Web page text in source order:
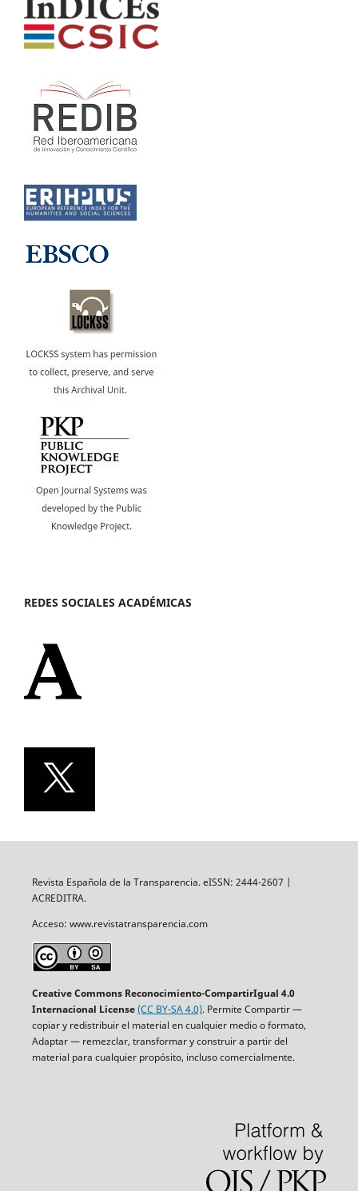
REDES SOCIALES ACADÉMICAS
Revista Española de la Transparencia. eISSN: 2444-2607 |
ACREDITRA.
Acceso: www.revistatransparencia.com
Creative Commons Reconocimiento-CompartirIgual 4.0
Internacional License(CC BY-SA 4.0). Permite Compartir —
copiar y redistribuir el material en cualquier medio o formato,
Adaptar — remezclar, transformar y construir a partir del
material para cualquier propósito, incluso comercialmente.